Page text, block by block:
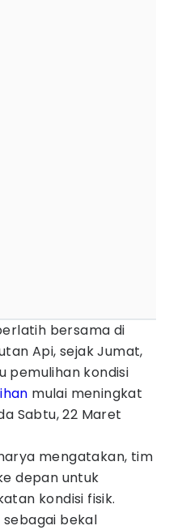
bersama di
Api, sejak Jumat,
pemulihan kondisi
mulai meningkat
Sabtu, 22 Maret
mengatakan, tim
depan untuk
kondisi fisik.
sebagai bekal